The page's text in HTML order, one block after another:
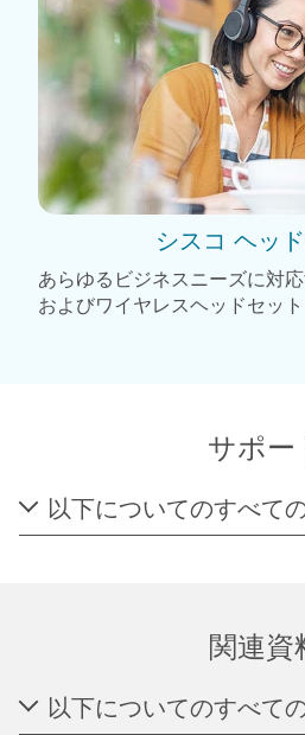
シスコ ヘッ
あらゆるビジネスニーズに対
およびワイヤレスヘッドセット
サポー
以下についてのすべて
関連資
以下についてのすべて